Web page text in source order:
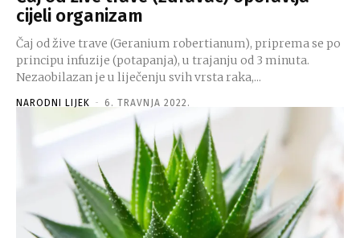
cijeli organizam
Čaj od žive trave (Geranium robertianum), priprema se po
principu infuzije (potapanja), u trajanju od 3 minuta.
Nezaobilazan je u liječenju svih vrsta raka,...
NARODNI LIJEK - 6. TRAVNJA 2022.